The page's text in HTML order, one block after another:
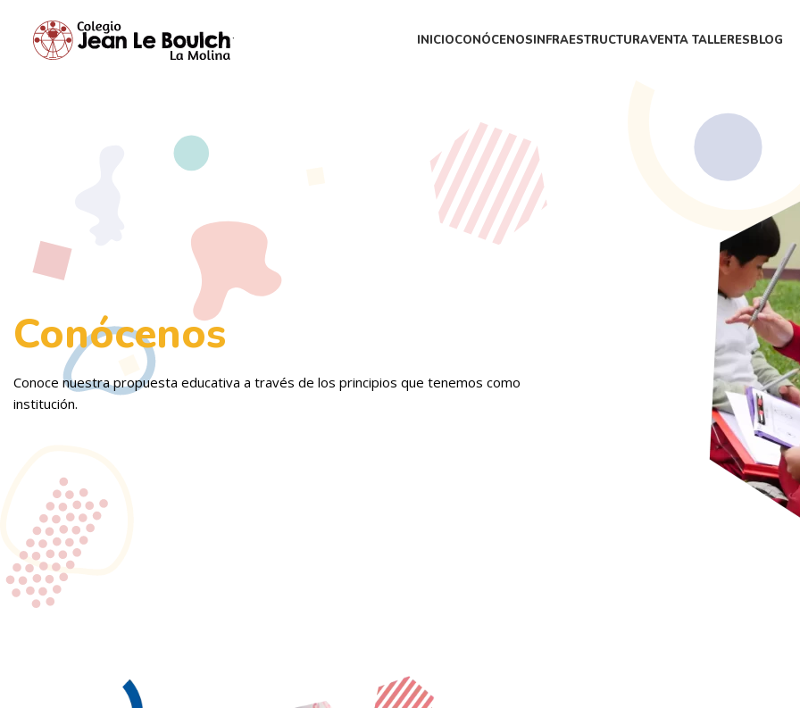
INICIOCONÓCENOSINFRAESTRUCTURAVENTA TALLERESBLOG
Conócenos
Conoce nuestra propuesta educativa a través de los principios que tenemos como
institución.